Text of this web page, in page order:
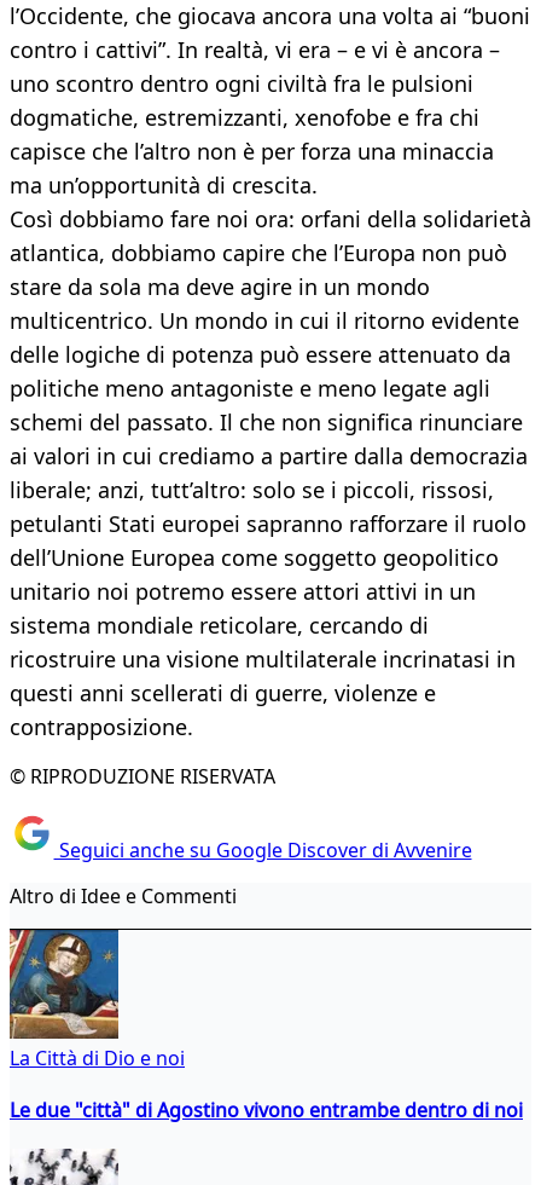
l’Occidente, che giocava ancora una volta ai “buoni
contro i cattivi”. In realtà, vi era – e vi è ancora –
uno scontro dentro ogni civiltà fra le pulsioni
dogmatiche, estremizzanti, xenofobe e fra chi
capisce che l’altro non è per forza una minaccia
ma un’opportunità di crescita.
Così dobbiamo fare noi ora: orfani della solidarietà
atlantica, dobbiamo capire che l’Europa non può
stare da sola ma deve agire in un mondo
multicentrico. Un mondo in cui il ritorno evidente
delle logiche di potenza può essere attenuato da
politiche meno antagoniste e meno legate agli
schemi del passato. Il che non significa rinunciare
ai valori in cui crediamo a partire dalla democrazia
liberale; anzi, tutt’altro: solo se i piccoli, rissosi,
petulanti Stati europei sapranno rafforzare il ruolo
dell’Unione Europea come soggetto geopolitico
unitario noi potremo essere attori attivi in un
sistema mondiale reticolare, cercando di
ricostruire una visione multilaterale incrinatasi in
questi anni scellerati di guerre, violenze e
contrapposizione.
© RIPRODUZIONE RISERVATA
Seguici anche su Google Discover di Avvenire
Altro di Idee e Commenti
La Città di Dio e noi
Le due "città" di Agostino vivono entrambe dentro di noi